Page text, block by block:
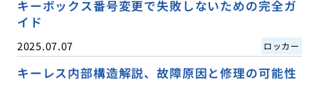
キーボックス番号変更で失敗しないための完全ガ
イド
2025.07.07 ロッカー
キーレス内部構造解説、故障原因と修理の可能性